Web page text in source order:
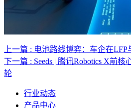
上一篇 : 电池路线博弈：车企在
下一篇 : Seeds | 腾讯Robotics X前
轮
行业动态
产品中心